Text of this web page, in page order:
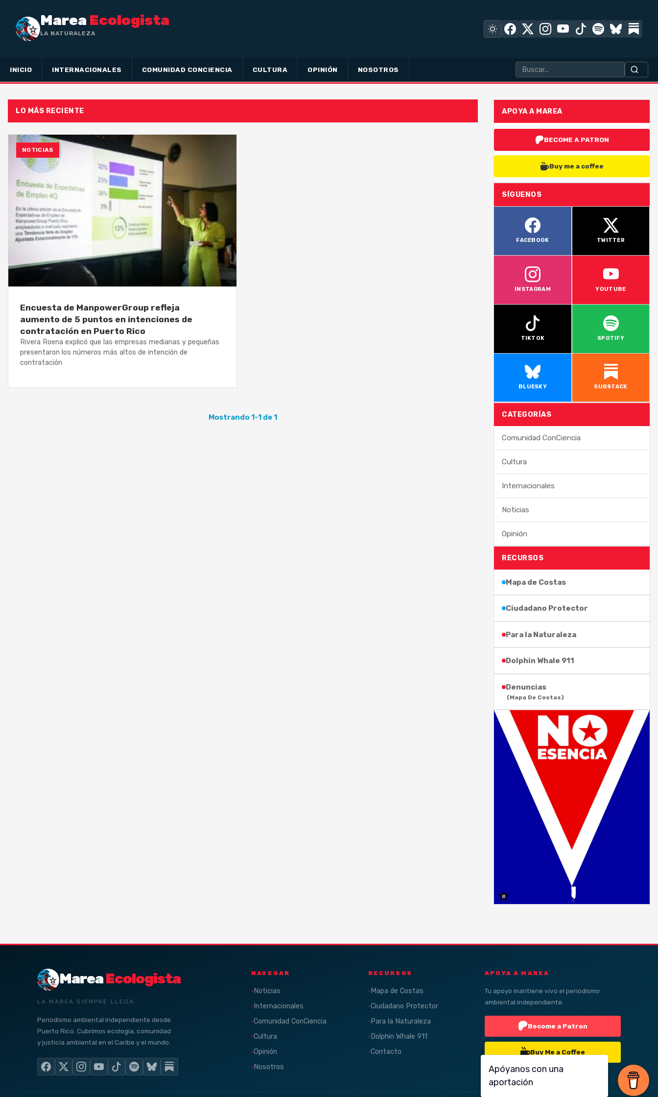
Marea Ecologista
LA NATURALEZA NO HA HEC
INICIO INTERNACIONALES COMUNIDAD CONCIENCIA CULTURA OPINIÓN NOSOTROS
LO MÁS RECIENTE
NOTICIAS
Encuesta de ManpowerGroup refleja
aumento de 5 puntos en intenciones de
contratación en Puerto Rico
Rivera Roena explicó que las empresas medianas y pequeñas
presentaron los números más altos de intención de
contratación
Mostrando 1-1 de 1
APOYA A MAREA
BECOME A PATRON
Buy me a coffee
SÍGUENOS
FACEBOOK TWITTER
INSTAGRAM YOUTUBE
TIKTOK SPOTIFY
BLUESKY SUBSTACK
CATEGORÍAS
Comunidad ConCiencia
Cultura
Internacionales
Noticias
Opinión
RECURSOS
Mapa de Costas
Ciudadano Protector
Para la Naturaleza
Dolphin Whale 911
Denuncias
(Mapa De Costas)
MareaEcologista
LA MAREA SIEMPRE LLEGA
Periodismo ambiental independiente desde
Puerto Rico. Cubrimos ecología, comunidad
y justicia ambiental en el Caribe y el mundo.
NAVEGAR
Noticias
Internacionales
Comunidad ConCiencia
Cultura
Opinión
Nosotros
RECURSOS
Mapa de Costas
Ciudadano Protector
Para la Naturaleza
Dolphin Whale 911
Contacto
APOYA A MAREA
Tu apoyo mantiene vivo el periodismo
ambiental independiente.
Become a Patron
Buy Me a Coffee
Apóyanos con una
aportación